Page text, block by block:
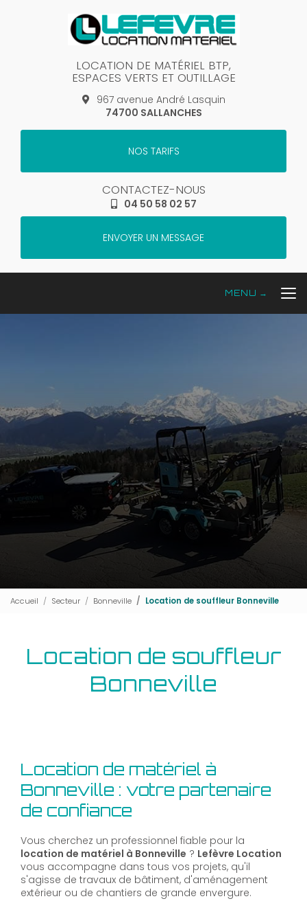
LOCATION DE MATÉRIEL BTP,
ESPACES VERTS ET OUTILLAGE
967 avenue André Lasquin
74700 SALLANCHES
NOS TARIFS
CONTACTEZ-NOUS
04 50 58 02 57
ENVOYER UN MESSAGE
Accueil Secteur Bonneville Location de souffleur Bonneville
Location de souffleur
Bonneville
Location de matériel à
Bonneville : votre partenaire
de confiance
Vous cherchez un professionnel fiable pour la
location de matériel à Bonneville ? Lefèvre Location
vous accompagne dans tous vos projets, qu'il
s'agisse de travaux de bâtiment, d'aménagement
extérieur ou de chantiers de grande envergure.